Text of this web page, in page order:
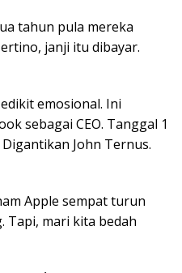
tahun pula mereka
janji itu dibayar.
emosional. Ini
sebagai CEO. Tanggal 1
John Ternus.
Apple sempat turun
Tapi, mari kita bedah